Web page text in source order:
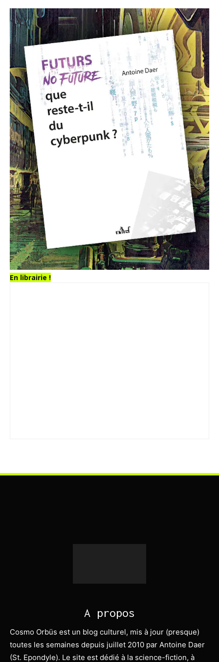
En librairie !
A propos
Cosmo Orbüs est un blog culturel, mis à jour (presque)
toutes les semaines depuis juillet 2010 par Antoine Daer
(St. Epondyle). Le site est dédié à la science-fiction, à